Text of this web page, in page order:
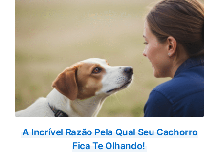
A Incrível Razão Pela Qual Seu Cachorro
Fica Te Olhando!